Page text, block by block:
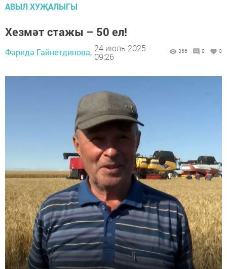
АВЫЛ ХУҖАЛЫГЫ
Хезмәт стажы – 50 ел!
Фәридә Гайнетдинова, 24 июль 2025 -
09:26
366 0 0